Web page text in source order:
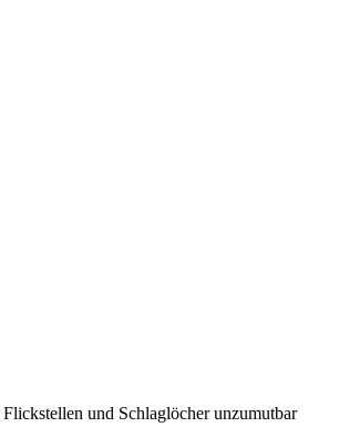
und Schlaglöcher unzumutbar